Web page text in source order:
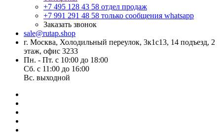
+7 495 128 43 58 отдел продаж
+7 991 291 48 58 только сообщения whatsapp
Заказать звонок
sale@rutap.shop
г. Москва, Холодильный переулок, 3к1с13, 14 подъезд, 2
этаж, офис 3233
Пн. - Пт. с 10:00 до 18:00
Сб. с 11:00 до 16:00
Вс. выходной